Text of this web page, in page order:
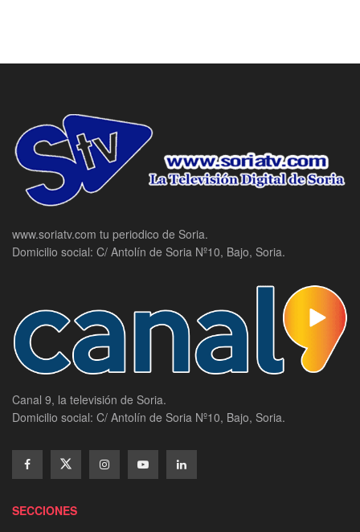
www.soriatv.com tu periodico de Soria.
Domicilio social: C/ Antolín de Soria Nº10, Bajo, Soria.
Canal 9, la televisión de Soria.
Domicilio social: C/ Antolín de Soria Nº10, Bajo, Soria.
SECCIONES